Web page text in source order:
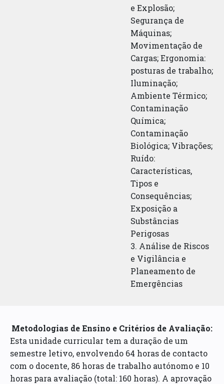
e Explosão;
Segurança de
Máquinas;
Movimentação de
Cargas; Ergonomia:
posturas de trabalho;
Iluminação;
Ambiente Térmico;
Contaminação
Química;
Contaminação
Biológica; Vibrações;
Ruído:
Características,
Tipos e
Consequências;
Exposição a
Substâncias
Perigosas
3. Análise de Riscos
e Vigilância e
Planeamento de
Emergências
Metodologias de Ensino e Critérios de Avaliação:
Esta unidade curricular tem a duração de um
semestre letivo, envolvendo 64 horas de contacto
com o docente, 86 horas de trabalho autónomo e 10
horas para avaliação (total: 160 horas). A aprovação